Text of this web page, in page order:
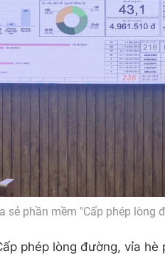
sẻ phần mềm "Cấp phép lòng
phép lòng đường, vỉa